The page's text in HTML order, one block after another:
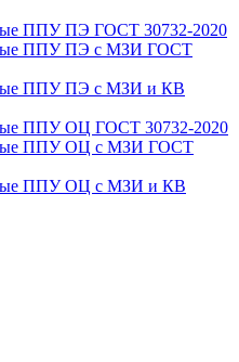
ППУ ПЭ ГОСТ 30732-2020
ППУ ПЭ с МЗИ ГОСТ
ППУ ПЭ с МЗИ и КВ
ППУ ОЦ ГОСТ 30732-2020
ППУ ОЦ с МЗИ ГОСТ
ППУ ОЦ с МЗИ и КВ